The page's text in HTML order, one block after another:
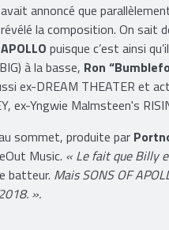
avait annoncé que
la composition. On sait
puisque c’est ainsi
à la basse, Ron
ex-DREAM THEATER et
ex-Yngwie Malmsteen's
sommet, produite par
Music. « Le fait que Billy
batteur. Mais SONS OF
».